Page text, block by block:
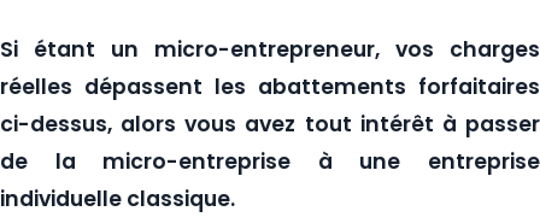
Si étant un micro-entrepreneur, vos charges
réelles dépassent les abattements forfaitaires
ci-dessus, alors vous avez tout intérêt à passer
de la micro-entreprise à une entreprise
individuelle classique.